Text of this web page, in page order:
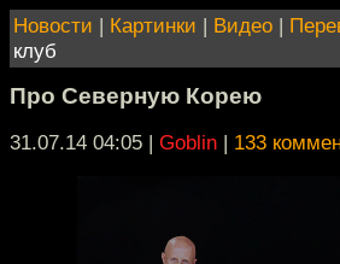
Новости | Картинки | Видео |
клуб
Про Северную Корею
31.07.14 04:05 | Goblin | 133